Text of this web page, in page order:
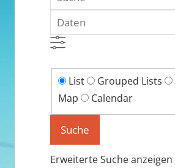
Daten
Search
Results
View
Type
List Grouped Lists
Map
Calendar
Suche
Erweiterte Suche anzeigen